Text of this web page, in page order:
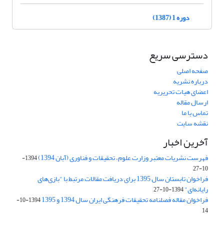
دوره 1 (1387)
دسترسی سریع
صفحه اصلی
درباره نشریه
اعضای هیات تحریریه
ارسال مقاله
تماس با ما
نقشه سایت
آخرین اخبار
فهرست نشریات معتبر وزارت علوم، تحقیقات و فناوری (آبان 1394)
1394-
10-27
فراخوان تابستان سال 1395 برای دریافت مقالات مرتبط با "بازی‌های
رایانه‌ای"1394-10-27
فراخوان مقاله فصلنامه تحقیقات فرهنگی ایران سال 1394 و 1395
1394-10-
14